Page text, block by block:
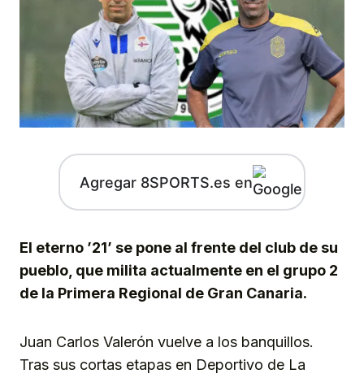
Agregar 8SPORTS.es en
El eterno ’21’ se pone al frente del club de su
pueblo, que milita actualmente en el grupo 2
de la Primera Regional de Gran Canaria.
Juan Carlos Valerón vuelve a los banquillos.
Tras sus cortas etapas en Deportivo de La